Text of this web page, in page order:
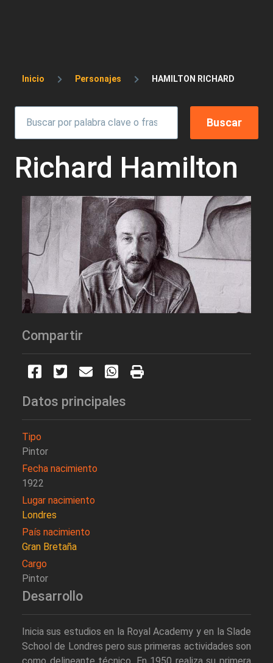
Sobrescribir enlaces de ayuda a la
Inicio Personajes HAMILTON RICHARD
Richard Hamilton
Compartir
Datos principales
Tipo
Pintor
Fecha nacimiento
1922
Lugar nacimiento
Londres
País nacimiento
Gran Bretaña
Cargo
Pintor
Desarrollo
Inicia sus estudios en la Royal Academy y en la Slade
School de Londres pero sus primeras actividades son